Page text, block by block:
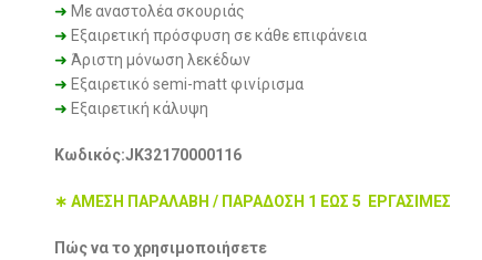
➜ Με αναστολέα σκουριάς
➜ Εξαιρετική πρόσφυση σε κάθε επιφάνεια
➜ Άριστη μόνωση λεκέδων
➜ Εξαιρετικό semi-matt φινίρισμα
➜ Εξαιρετική κάλυψη
Κωδικός:JK32170000116
∗ ΑΜΕΣΗ ΠΑΡΑΛΑΒΗ / ΠΑΡΑΔΟΣΗ 1 ΕΩΣ 5 ΕΡΓΑΣΙΜΕΣ
Πώς να το χρησιμοποιήσετε